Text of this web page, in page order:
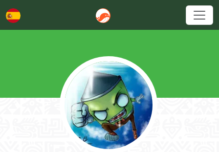
Español